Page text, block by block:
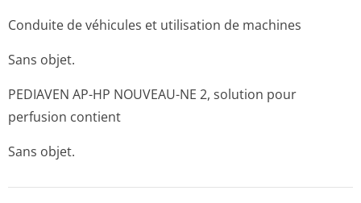
Conduite de véhicules et utilisation de machines
Sans objet.
PEDIAVEN AP-HP NOUVEAU-NE 2, solution pour
perfusion contient
Sans objet.